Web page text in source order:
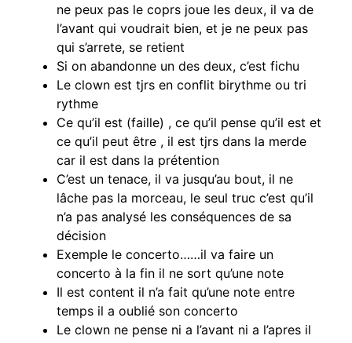
ne peux pas le coprs joue les deux, il va de
l’avant qui voudrait bien, et je ne peux pas
qui s’arrete, se retient
Si on abandonne un des deux, c’est fichu
Le clown est tjrs en conflit birythme ou tri
rythme
Ce qu’il est (faille) , ce qu’il pense qu’il est et
ce qu’il peut être , il est tjrs dans la merde
car il est dans la prétention
C’est un tenace, il va jusqu’au bout, il ne
lâche pas la morceau, le seul truc c’est qu’il
n’a pas analysé les conséquences de sa
décision
Exemple le concerto……il va faire un
concerto à la fin il ne sort qu’une note
Il est content il n’a fait qu’une note entre
temps il a oublié son concerto
Le clown ne pense ni a l’avant ni a l’apres il